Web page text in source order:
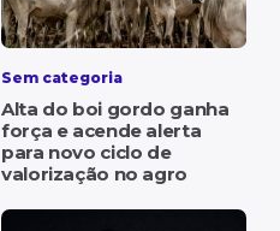
Sem categoria
Alta do boi gordo ganha
força e acende alerta
para novo ciclo de
valorização no agro